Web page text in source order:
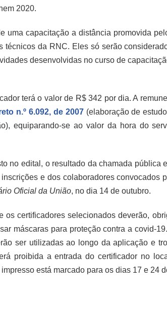
2020.
uma capacitação a distância promovida
técnicos da RNC. Eles só serão
desenvolvidas no curso de
terá o valor de R$ 342 por dia. A
n.º 6.092, de 2007(elaboração de
equiparando-se ao valor da hora do
no edital, o resultado da chamada pública
e dos colaboradores convocados
Oficial da União, no dia 14 de outubro.
os certificadores selecionados deverão,
máscaras para proteção contra a covid-
ser utilizadas ao longo da aplicação e
proibida a entrada do certificador no
está marcado para os dias 17 e 24